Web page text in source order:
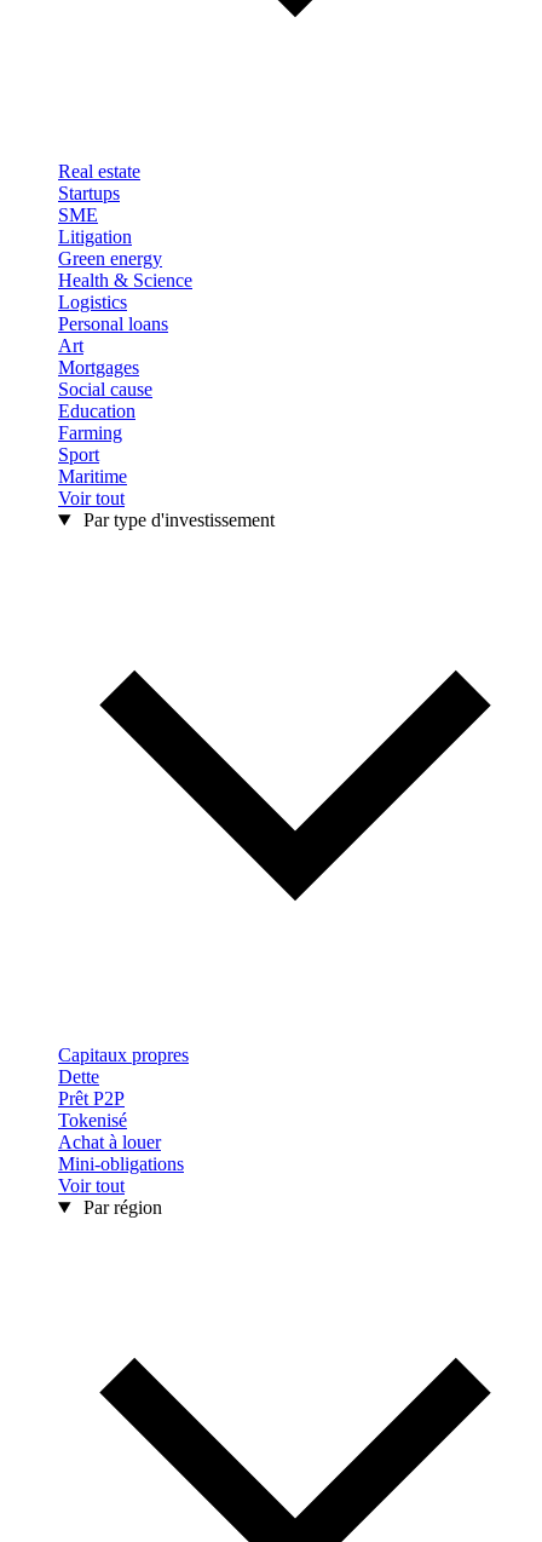
Real estate
Startups
SME
Litigation
Green energy
Health & Science
Logistics
Personal loans
Art
Mortgages
Social cause
Education
Farming
Sport
Maritime
Voir tout
Par type d'investissement
Capitaux propres
Dette
Prêt P2P
Tokenisé
Achat à louer
Mini-obligations
Voir tout
Par région